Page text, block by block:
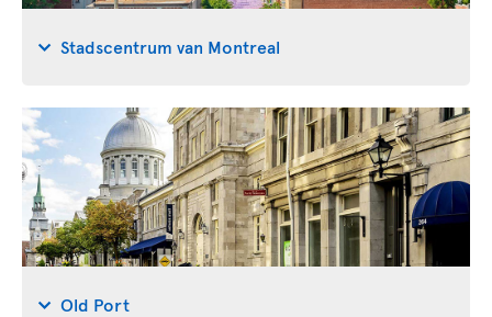
Stadscentrum van Montreal
Old Port